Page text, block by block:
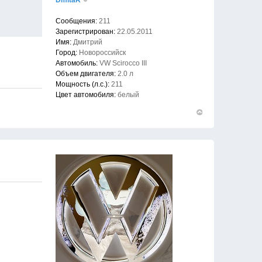
Сообщения: 211
Зарегистрирован: 22.05.2011
Имя: Дмитрий
Город: Новороссийск
Автомобиль: VW Scirocco III
Объем двигателя: 2.0 л
Мощность (л.с.): 211
Цвет автомобиля: белый